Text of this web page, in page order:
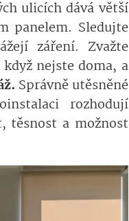
ulicích dává větší
panelem. Sledujte
záření. Zvažte
nejste doma, a
Správně utěsněné
rozhodují
těsnost a možnost